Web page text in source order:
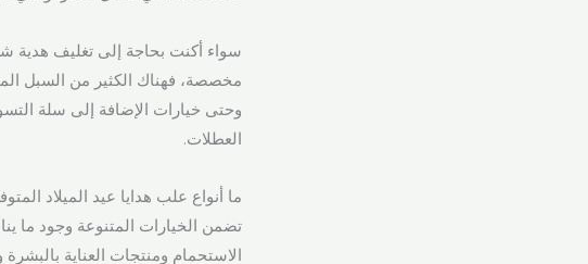
سواء أكنت بحاجة إلى تغليف هدية
مخصصة، فهناك الكثير من السبل
وحتى خيارات الإضافة إلى سلة
العطلات.
ما أنواع علب هدايا عيد الميلاد
تضمن الخيارات المتنوعة وجود ما
الاستحمام ومنتجات العناية